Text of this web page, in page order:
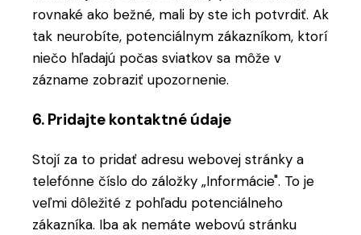
rovnaké ako bežné, mali by ste ich potvrdiť. Ak
tak neurobíte, potenciálnym zákazníkom, ktorí
niečo hľadajú počas sviatkov sa môže v
zázname zobraziť upozornenie.
6. Pridajte kontaktné údaje
Stojí za to pridať adresu webovej stránky a
telefónne číslo do záložky „Informácie". To je
veľmi dôležité z pohľadu potenciálneho
zákazníka. Iba ak nemáte webovú stránku